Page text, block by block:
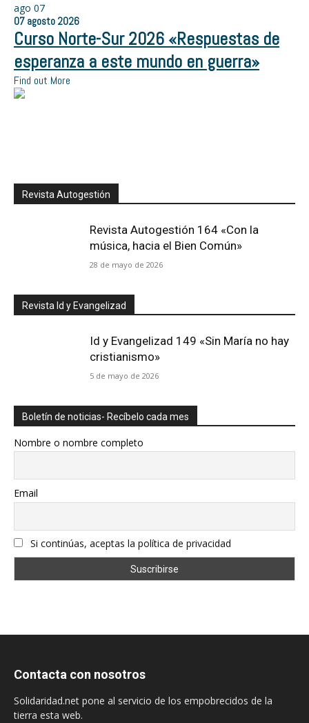
ago 07
07 agosto 2026
Curso Norte-Sur 2026 «Respuestas de
esperanza a este mundo en guerra»
Find out More
Revista Autogestión
Revista Autogestión 164 «Con la
música, hacia el Bien Común»
28 de mayo de 2026
Revista Id y Evangelizad
Id y Evangelizad 149 «Sin María no hay
cristianismo»
5 de mayo de 2026
Boletín de noticias- Recíbelo cada mes
Nombre o nombre completo
Email
Si continúas, aceptas la política de privacidad
Contacta con nosotros
Solidaridad.net pone al servicio de los empobrecidos de la
tierra esta web.